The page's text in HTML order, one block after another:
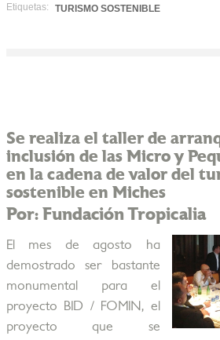
Etiquetas:
TURISMO SOSTENIBLE
Se realiza el taller de
inclusión de las Micro y
en la cadena de valor del
sostenible en Miches
Por: Fundación Tropicalia
El mes de agosto ha
demostrado ser bastante
monumental para el
proyecto BID / FOMIN, el
proyecto que se